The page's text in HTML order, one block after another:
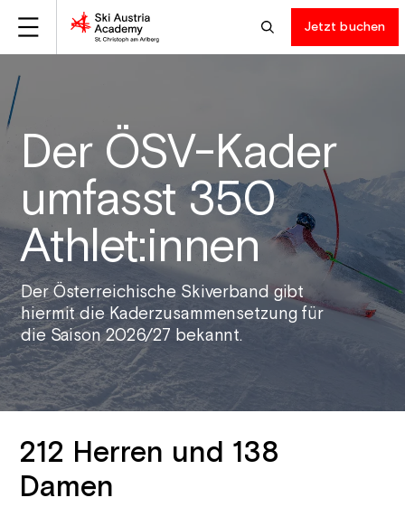
Jetzt buchen
Der ÖSV-Kader
umfasst 350
Athlet:innen
Der Österreichische Skiverband gibt
hiermit die Kaderzusammensetzung für
die Saison 2026/27 bekannt.
212 Herren und 138
Damen